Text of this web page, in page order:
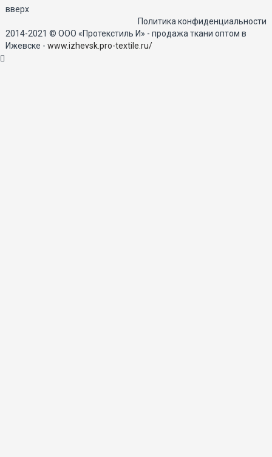
вверх
Политика конфиденциальности
2014-2021 © ООО «Протекстиль И» - продажа ткани оптом в
Ижевске - www.izhevsk.pro-textile.ru/